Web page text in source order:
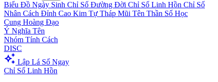
Biểu Đồ Ngày Sinh Chỉ Số Đường Đời Chỉ Số Linh Hồn Chỉ Số
Nhân Cách Đỉnh Cao Kim Tự Tháp Mũi Tên Thần Số Học
Cung Hoàng Đạo
Ý Nghĩa Tên
Nhóm Tính Cách
DISC
auto_awesome Lập Lá Số Ngay
Chỉ Số Linh Hồn